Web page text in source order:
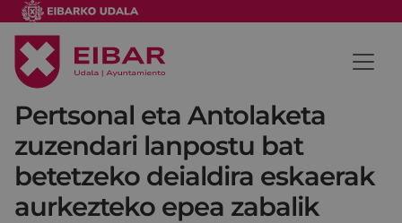
Pertsonal eta Antolaketa
zuzendari lanpostu bat
betetzeko deialdira eskaerak
aurkezteko epea zabalik